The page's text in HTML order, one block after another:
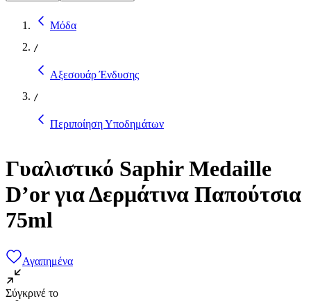
Μόδα
/
Αξεσουάρ Ένδυσης
/
Περιποίηση Υποδημάτων
Γυαλιστικό Saphir Medaille
D’or για Δερμάτινα Παπούτσια
75ml
Αγαπημένα
Σύγκρινέ το